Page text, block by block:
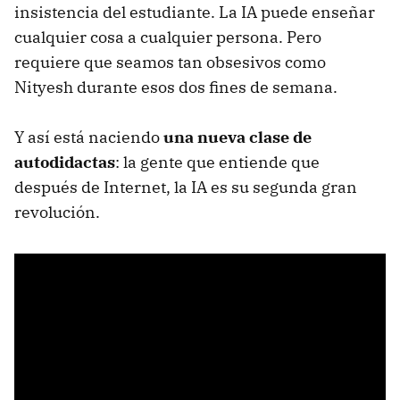
insistencia del estudiante. La IA puede enseñar
cualquier cosa a cualquier persona. Pero
requiere que seamos tan obsesivos como
Nityesh durante esos dos fines de semana.
Y así está naciendouna nueva clase de
autodidactas: la gente que entiende que
después de Internet, la IA es su segunda gran
revolución.